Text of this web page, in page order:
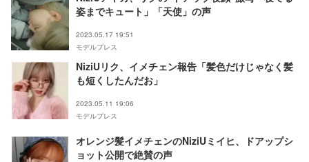
姿までキュート」「天使」の声
2023.05.17 19:51
モデルプレス
NiziUリク、イメチェン報告「髪色だけじゃなく髪
も短くしたんだお」
2023.05.11 19:06
モデルプレス
オレンジ髪イメチェンのNiziUミイヒ、ドアップシ
ョット公開で絶賛の声